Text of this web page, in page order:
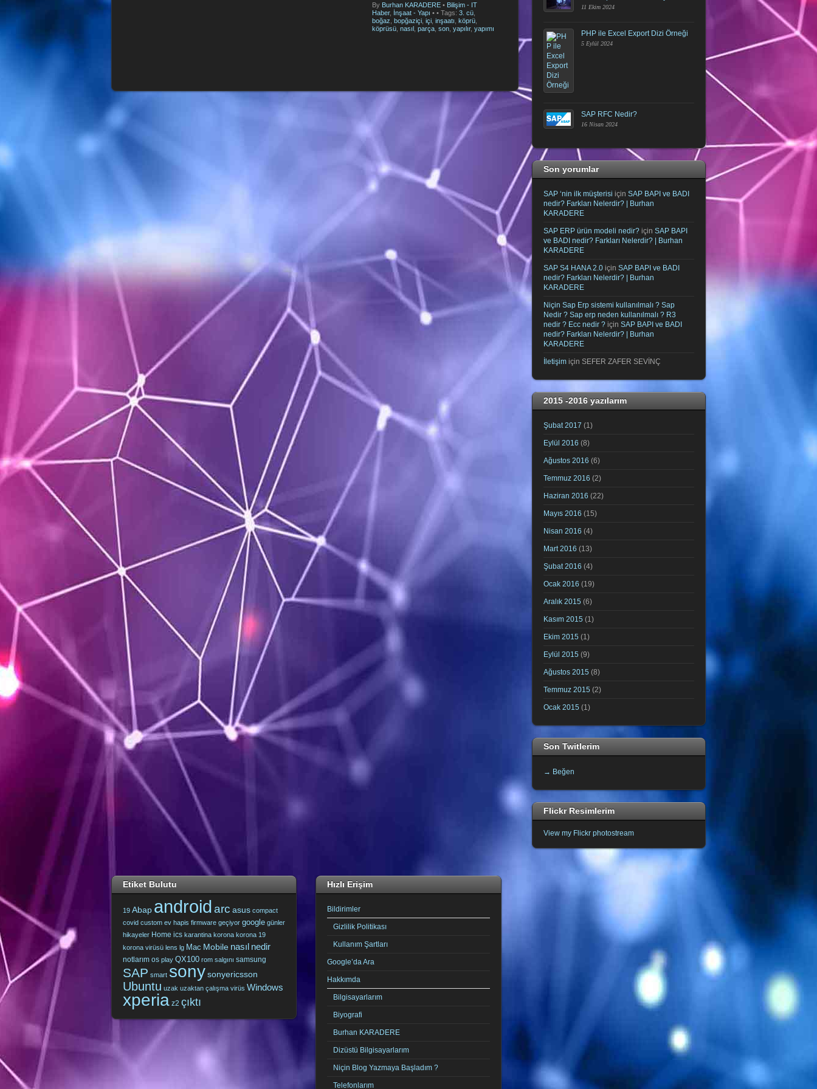
By Burhan KARADERE • Bilişim - IT
Haber, İnşaat - Yapı • • Tags: 3. cü
boğaz bopğaziçi içi inşaatı köprü
köprüsü nasıl parça son yapılır, yapımı
11 Ekim 2024
PHP ile Excel Export Dizi Örneği
5 Eylül 2024
SAP RFC Nedir?
16 Nisan 2024
Son yorumlar
SAP ‘nin ilk müşterisi için SAP BAPI ve BADI
nedir? Farkları Nelerdir? | Burhan
KARADERE
SAP ERP ürün modeli nedir? için SAP BAPI
ve BADI nedir? Farkları Nelerdir? | Burhan
KARADERE
SAP S4 HANA 2.0 için SAP BAPI ve BADI
nedir? Farkları Nelerdir? | Burhan
KARADERE
Niçin Sap Erp sistemi kullanılmalı ? Sap
Nedir ? Sap erp neden kullanılmalı ? R3
nedir ? Ecc nedir ? için SAP BAPI ve BADI
nedir? Farkları Nelerdir? | Burhan
KARADERE
İletişim için SEFER ZAFER SEVİNÇ
2015 -2016 yazılarım
Şubat 2017 (1)
Eylül 2016 (8)
Ağustos 2016 (6)
Temmuz 2016 (2)
Haziran 2016 (22)
Mayıs 2016 (15)
Nisan 2016 (4)
Mart 2016 (13)
Şubat 2016 (4)
Ocak 2016 (19)
Aralık 2015 (6)
Kasım 2015 (1)
Ekim 2015 (1)
Eylül 2015 (9)
Ağustos 2015 (8)
Temmuz 2015 (2)
Ocak 2015 (1)
Son Twitlerim
→ Beğen
Flickr Resimlerim
View my Flickr photostream
Etiket Bulutu
19 Abap androidarc asus compact
covid custom ev hapis firmware geçiyor google günler
hikayeler Home ics karantina korona korona 19
korona virüsü lens lg Mac Mobile nasıl nedir
notlarım os play QX100 rom salgını samsung
SAP smart sonysonyericsson
Ubuntu uzak uzaktan çalışma virüs Windows
xperia z2 çıktı
Hızlı Erişim
Bildirimler
Gizlilik Politikası
Kullanım Şartları
Google’da Ara
Hakkımda
Bilgisayarlarım
Biyografi
Burhan KARADERE
Dizüstü Bilgisayarlarım
Niçin Blog Yazmaya Başladım ?
Telefonlarım